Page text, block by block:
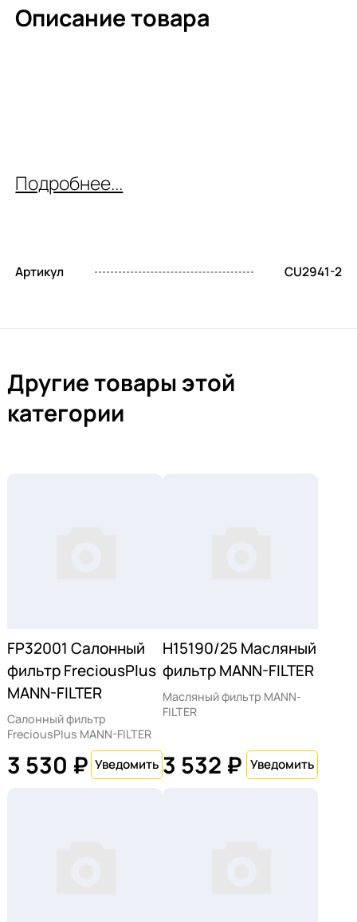
Описание товара
Подробнее...
Артикул CU2941-2
Другие товары этой
категории
FP32001 Салонный
фильтр FreciousPlus
MANN-FILTER
Салонный фильтр
FreciousPlus MANN-FILTER
3 530 ₽
H15190/25 Масляный
фильтр MANN-FILTER
Масляный фильтр MANN-
FILTER
3 532 ₽